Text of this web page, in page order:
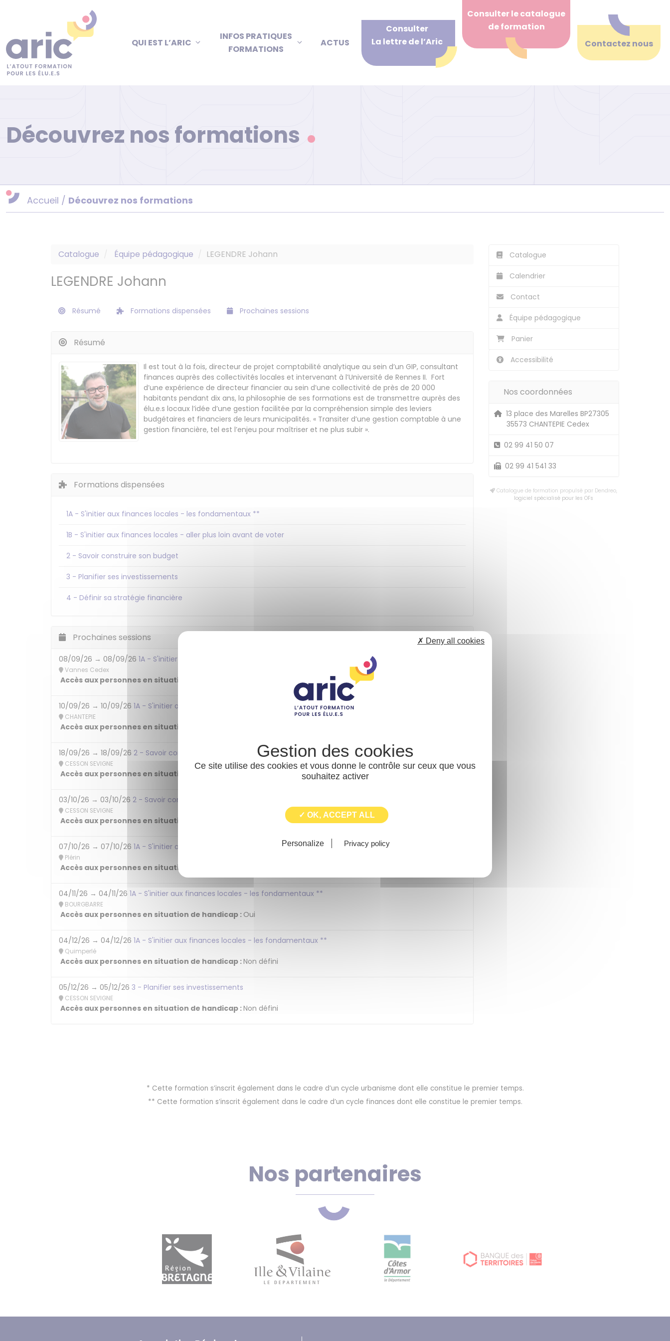
QUI EST L’ARIC
INFOS PRATIQUES
FORMATIONS
ACTUS
Consulter
La lettre de l’Aric
Consulter le catalogue
de formation
Contactez nous
Découvrez nos formations
Accueil / Découvrez nos formations
Catalogue Équipe pédagogique LEGENDRE Johann
LEGENDRE Johann
Résumé Formations dispensées Prochaines sessions
Résumé
Il est tout à la fois, directeur de projet comptabilité analytique au sein d’un GIP, consultant
finances auprès des collectivités locales et intervenant à l’Université de Rennes II. Fort
d’une expérience de directeur financier au sein d’une collectivité de près de 20 000
habitants pendant dix ans, la philosophie de ses formations est de transmettre auprès des
élu.e.s locaux l’idée d’une gestion facilitée par la compréhension simple des leviers
budgétaires et financiers de leurs municipalités. « Transiter d’une gestion comptable à une
gestion financière, tel est l’enjeu pour maîtriser et ne plus subir ».
Formations dispensées
1A - S'initier aux finances locales - les fondamentaux **
1B - S'initier aux finances locales - aller plus loin avant de voter
2 - Savoir construire son budget
3 - Planifier ses investissements
4 - Définir sa stratégie financière
Prochaines sessions
08/09/26 → 08/09/26 1A - S'initier aux finances locales - les fondamentaux **
Vannes Cedex
Accès aux personnes en situation de handicap :
10/09/26 → 10/09/26 1A - S'initier aux finances locales - les fondamentaux **
CHANTEPIE
Accès aux personnes en situation de handicap :
18/09/26 → 18/09/26 2 - Savoir construire son budget
CESSON SEVIGNE
Accès aux personnes en situation de handicap :
03/10/26 → 03/10/26 2 - Savoir construire son budget
CESSON SEVIGNE
Accès aux personnes en situation de handicap :
07/10/26 → 07/10/26 1A - S'initier aux finances locales - les fondamentaux **
Plérin
Accès aux personnes en situation de handicap :
04/11/26 → 04/11/26 1A - S'initier aux finances locales - les fondamentaux **
BOURGBARRE
Accès aux personnes en situation de handicap : Oui
04/12/26 → 04/12/26 1A - S'initier aux finances locales - les fondamentaux **
Quimperlé
Accès aux personnes en situation de handicap :Non défini
05/12/26 → 05/12/26 3 - Planifier ses investissements
CESSON SEVIGNE
Accès aux personnes en situation de handicap :Non défini
Catalogue
Calendrier
Contact
Équipe pédagogique
Panier
Accessibilité
Nos coordonnées
13 place des Marelles BP27305
35573 CHANTEPIE Cedex
02 99 41 50 07
02 99 41 541 33
Catalogue de formation propulsé par Dendreo,
logiciel spécialisé pour les OFs
* Cette formation s’inscrit également dans le cadre d’un cycle urbanisme dont elle constitue le premier temps.
** Cette formation s’inscrit également dans le cadre d’un cycle finances dont elle constitue le premier temps.
Nos partenaires
Ce site utilise des cookies et vous donne le contrôle sur ceux que vous
souhaitez activer
✓ OK, ACCEPT ALL
✗ Deny all cookies
Personalize Privacy policy